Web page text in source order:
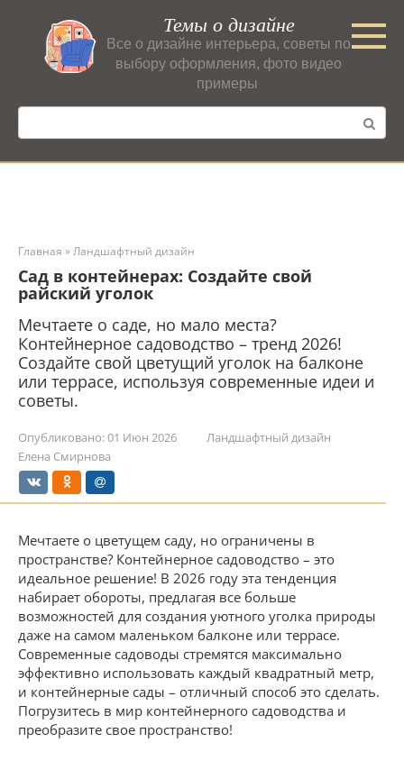
контенту
Темы о дизайне
Все о дизайне интерьера, советы по
выбору оформления, фото видео
примеры
Поиск:
Главная »Ландшафтный дизайн
Сад в контейнерах: Создайте свой
райский уголок
Мечтаете о саде, но мало места?
Контейнерное садоводство – тренд 2026!
Создайте свой цветущий уголок на балконе
или террасе, используя современные идеи и
советы.
Опубликовано:01 Июн 2026
Ландшафтный дизайн
Елена Смирнова
Мечтаете о цветущем саду, но ограничены в
пространстве? Контейнерное садоводство – это
идеальное решение! В 2026 году эта тенденция
набирает обороты, предлагая все больше
возможностей для создания уютного уголка природы
даже на самом маленьком балконе или террасе.
Современные садоводы стремятся максимально
эффективно использовать каждый квадратный метр,
и контейнерные сады – отличный способ это сделать.
Погрузитесь в мир контейнерного садоводства и
преобразите свое пространство!